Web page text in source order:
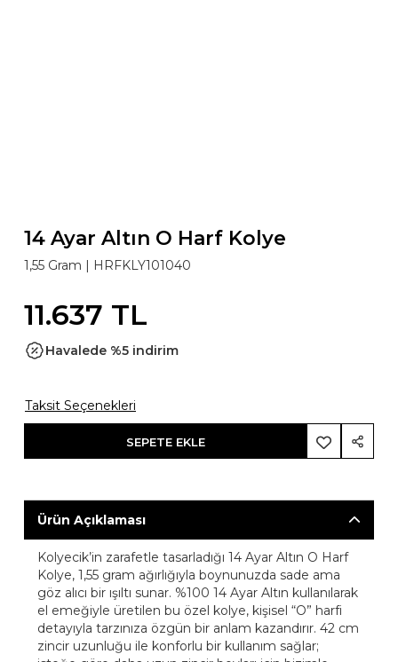
14 Ayar Altın O Harf Kolye
1,55 Gram | HRFKLY101040
11.637 TL
Havalede %5 indirim
Taksit Seçenekleri
SEPETE EKLE
Ürün Açıklaması
Kolyecik’in zarafetle tasarladığı 14 Ayar Altın O Harf
Kolye, 1,55 gram ağırlığıyla boynunuzda sade ama
göz alıcı bir ışıltı sunar. %100 14 Ayar Altın kullanılarak
el emeğiyle üretilen bu özel kolye, kişisel “O” harfi
detayıyla tarzınıza özgün bir anlam kazandırır. 42 cm
zincir uzunluğu ile konforlu bir kullanım sağlar;